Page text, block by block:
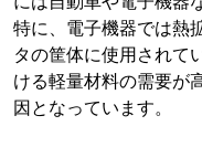
特に、電子機器では熱
タの筐体に使用されて
ける軽量材料の需要が
因となっています。